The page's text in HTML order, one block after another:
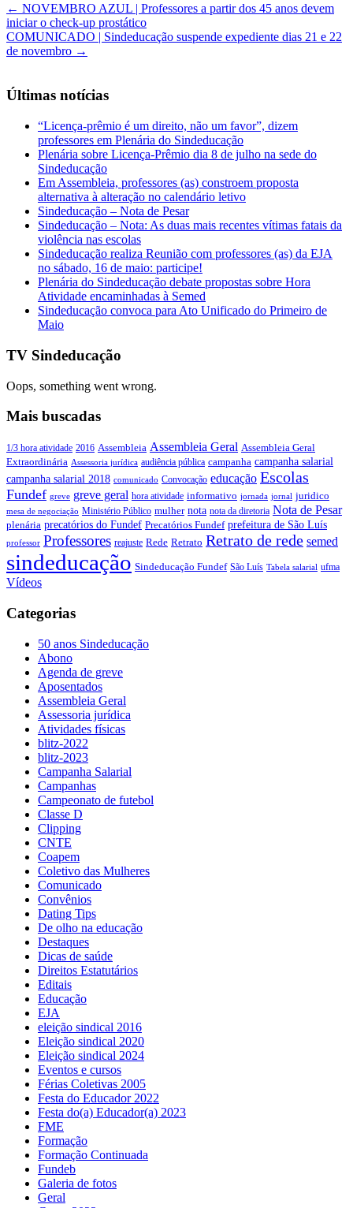
← NOVEMBRO AZUL | Professores a partir dos 45 anos devem
iniciar o check-up prostático
COMUNICADO | Sindeducação suspende expediente dias 21 e 22
de novembro →
Últimas notícias
“Licença-prêmio é um direito, não um favor”, dizem
professores em Plenária do Sindeducação
Plenária sobre Licença-Prêmio dia 8 de julho na sede do
Sindeducação
Em Assembleia, professores (as) constroem proposta
alternativa à alteração no calendário letivo
Sindeducação – Nota de Pesar
Sindeducação – Nota: As duas mais recentes vítimas fatais da
violência nas escolas
Sindeducação realiza Reunião com professores (as) da EJA
no sábado, 16 de maio: participe!
Plenária do Sindeducação debate propostas sobre Hora
Atividade encaminhadas à Semed
Sindeducação convoca para Ato Unificado do Primeiro de
Maio
TV Sindeducação
Oops, something went wrong.
Mais buscadas
1/3 hora atividade 2016 Assembleia Assembleia Geral Assembleia Geral
Extraordinária Assessoria jurídica audiência pública campanha campanha salarial
campanha salarial 2018 comunicado Convocação educação Escolas
Fundef greve greve geral hora atividade informativo jornada jornal juridico
mesa de negociação Ministério Público mulher nota nota da diretoria Nota de Pesar
plenária precatórios do Fundef Precatórios Fundef prefeitura de São Luís
professor Professores reajuste Rede Retrato Retrato de rede semed
sindeducação Sindeducação Fundef São Luís Tabela salarial ufma
Vídeos
Categorias
50 anos Sindeducação
Abono
Agenda de greve
Aposentados
Assembleia Geral
Assessoria jurídica
Atividades físicas
blitz-2022
blitz-2023
Campanha Salarial
Campanhas
Campeonato de futebol
Classe D
Clipping
CNTE
Coapem
Coletivo das Mulheres
Comunicado
Convênios
Dating Tips
De olho na educação
Destaques
Dicas de saúde
Direitos Estatutários
Editais
Educação
EJA
eleição sindical 2016
Eleição sindical 2020
Eleição sindical 2024
Eventos e cursos
Férias Coletivas 2005
Festa do Educador 2022
Festa do(a) Educador(a) 2023
FME
Formação
Formação Continuada
Fundeb
Galeria de fotos
Geral